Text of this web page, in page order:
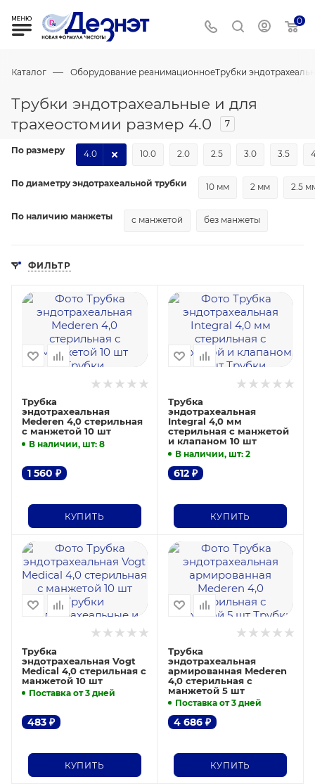
0
Каталог — Оборудование реанимационноеТрубки
Трубки эндотрахеальные и для
трахеостомии размер 4.0
7
По размеру 10.0 2.0 2.5 3.0 3.5
4.0
По диаметру эндотрахеальной трубки 10 мм 2 мм 2.5
По наличию манжеты с манжетой без манжеты
ФИЛЬТР
Трубка
эндотрахеальная
Mederen 4,0 стерильная
с манжетой 10 шт
В наличии, шт: 8
1 560 ₽
КУПИТЬ
Трубка
эндотрахеальная
Integral 4,0 мм
стерильная с манжетой
и клапаном 10 шт
В наличии, шт: 2
612₽
КУПИТЬ
Трубка
эндотрахеальная Vogt
Medical 4,0 стерильная с
манжетой 10 шт
Поставка от 3 дней
483 ₽
КУПИТЬ
Трубка
эндотрахеальная
армированная Mederen
4,0 стерильная с
манжетой 5 шт
Поставка от 3 дней
4 686₽
КУПИТЬ